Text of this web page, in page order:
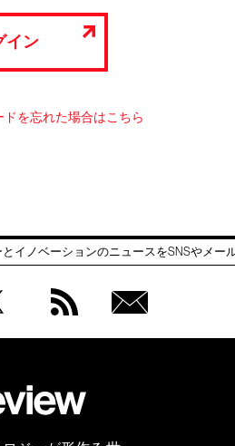
イン
ドを忘れた場合はこちら
イノベーションのニュースをSNSやメー
会員